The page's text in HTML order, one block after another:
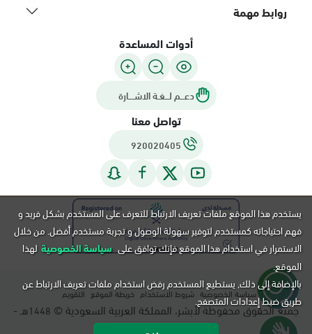
روابط مهمة
أدوات المساعدة
دعـــم لـــغـة الاشــــارة
تواصل معنا
920020405
سياسة الخصوصية شروط الاستخدام خريطة الموقع التقويم
جميع الحقوق محفوظة لأبشر، المملكة العربية السعودية © 1448هـ -
2026م.
يستخدم هذا الموقع ملفات تعريف الارتباط للتعرف على المستخدم بشكل فريد و
فهم احتياجاته كمستخدم لتوفير سهولة الوصول و تجربة مستخدم أفضل. من خلال
الاستمرار في استخدام هذا الموقع فإنك توافق على سياسة الخصوصية لهذا
الموقع.
بالإضافة إلى ذلك, يستطيع المستخدم رفض استخدام ملفات تعريف الارتباط عن
طريق ضبط إعدادات المتصفح.